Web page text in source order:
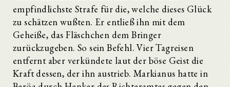
empfindlichste Strafe für die, welche dieses Glück
zu schätzen wußten. Er entließ ihn mit dem
Geheiße, das Fläschchen dem Bringer
zurückzugeben. So sein Befehl. Vier Tagreisen
entfernt aber verkündete laut der böse Geist die
Kraft dessen, der ihn austrieb. Markianus hatte in